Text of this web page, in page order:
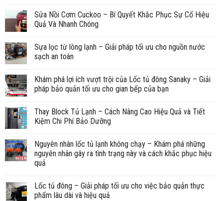
Sửa Nồi Cơm Cuckoo – Bí Quyết Khắc Phục Sự Cố Hiệu
Quả Và Nhanh Chóng
Sựa lọc từ lòng lạnh – Giải pháp tối ưu cho nguồn nước
sạch an toàn
Khám phá lợi ích vượt trội của Lốc tủ đông Sanaky – Giải
pháp bảo quản tối ưu cho gian bếp của bạn
Thay Block Tủ Lạnh – Cách Nâng Cao Hiệu Quả và Tiết
Kiệm Chi Phí Bảo Dưỡng
Nguyên nhân lốc tủ lạnh không chạy – Khám phá những
nguyên nhân gây ra tình trạng này và cách khắc phục hiệu
quả
Lốc tủ đông – Giải pháp tối ưu cho việc bảo quản thực
phẩm lâu dài và hiệu quả